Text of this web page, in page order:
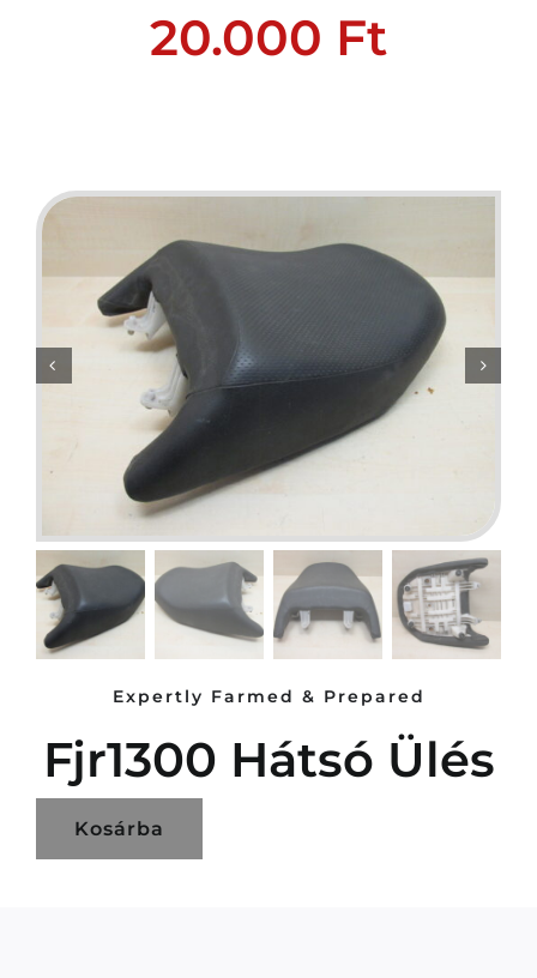
KAPCSOLAT
20.000 Ft
Expertly Farmed & Prepared
Fjr1300 Hátsó Ülés
Kosárba